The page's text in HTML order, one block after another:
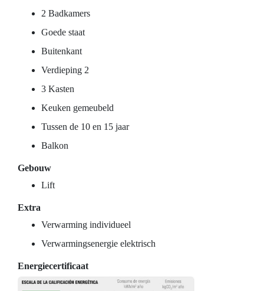
2 Badkamers
Goede staat
Buitenkant
Verdieping 2
3 Kasten
Keuken gemeubeld
Tussen de 10 en 15 jaar
Balkon
Gebouw
Lift
Extra
Verwarming individueel
Verwarmingsenergie elektrisch
Energiecertificaat